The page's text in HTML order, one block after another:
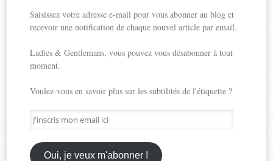
Saisissez votre adresse e-mail pour vous abonner au blog et
recevoir une notification de chaque nouvel article par email.
Ladies & Gentlemans, vous pouvez vous désabonner à tout
moment.
Voulez-vous en savoir plus sur les subtilités de l'étiquette ?
J'inscris
mon
email
ici
Oui, je veux m'abonner !